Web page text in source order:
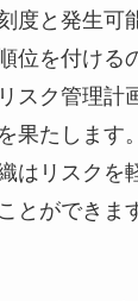
度と発生可
位を付ける
スク管理計
果たします
はリスクを
とができま